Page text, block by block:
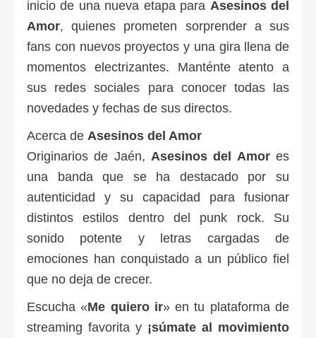
inicio de una nueva etapa para Asesinos del
Amor, quienes prometen sorprender a sus
fans con nuevos proyectos y una gira llena de
momentos electrizantes. Manténte atento a
sus redes sociales para conocer todas las
novedades y fechas de sus directos.
Acerca de Asesinos del Amor
Originarios de Jaén, Asesinos del Amores
una banda que se ha destacado por su
autenticidad y su capacidad para fusionar
distintos estilos dentro del punk rock. Su
sonido potente y letras cargadas de
emociones han conquistado a un público fiel
que no deja de crecer.
Escucha «Me quiero ir» en tu plataforma de
streaming favorita y ¡súmate al movimiento